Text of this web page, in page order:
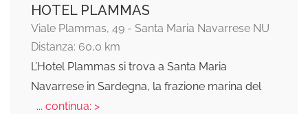
HOTEL PLAMMAS
Viale Plammas, 49 - Santa Maria Navarrese NU
Distanza: 60,0 km
L’Hotel Plammas si trova a Santa Maria
Navarrese in Sardegna, la frazione marina del
... continua: >